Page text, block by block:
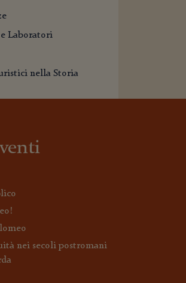
Laboratori
nella Storia
nei secoli postromani